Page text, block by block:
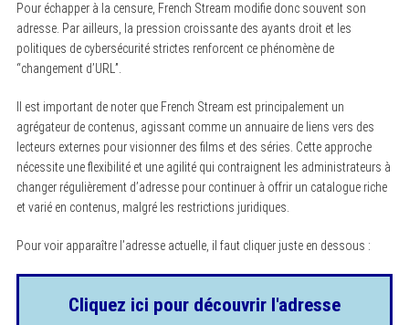
Pour échapper à la censure, French Stream modifie donc souvent son
adresse. Par ailleurs, la pression croissante des ayants droit et les
politiques de cybersécurité strictes renforcent ce phénomène de
“changement d’URL”.
Il est important de noter que French Stream est principalement un
agrégateur de contenus, agissant comme un annuaire de liens vers des
lecteurs externes pour visionner des films et des séries. Cette approche
nécessite une flexibilité et une agilité qui contraignent les administrateurs à
changer régulièrement d’adresse pour continuer à offrir un catalogue riche
et varié en contenus, malgré les restrictions juridiques.
Pour voir apparaître l’adresse actuelle, il faut cliquer juste en dessous :
Cliquez ici pour découvrir l'adresse